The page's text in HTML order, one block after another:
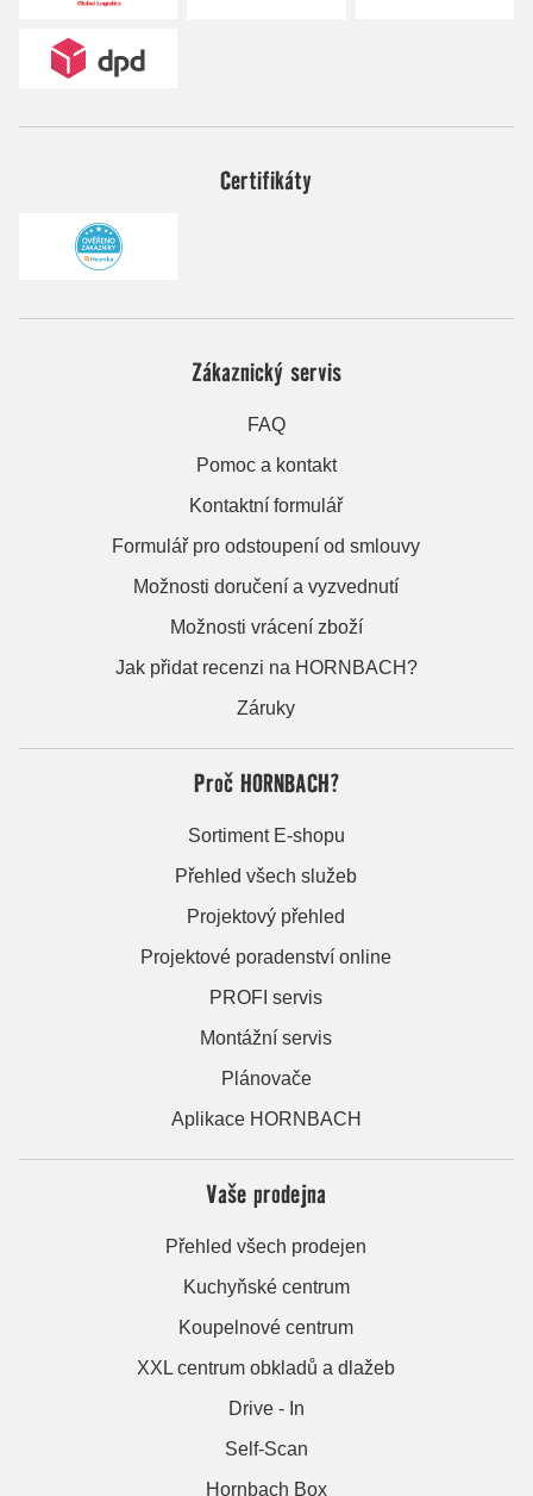
Certifikáty
Zákaznický servis
FAQ
Pomoc a kontakt
Kontaktní formulář
Formulář pro odstoupení od smlouvy
Možnosti doručení a vyzvednutí
Možnosti vrácení zboží
Jak přidat recenzi na HORNBACH?
Záruky
Proč HORNBACH?
Sortiment E-shopu
Přehled všech služeb
Projektový přehled
Projektové poradenství online
PROFI servis
Montážní servis
Plánovače
Aplikace HORNBACH
Vaše prodejna
Přehled všech prodejen
Kuchyňské centrum
Koupelnové centrum
XXL centrum obkladů a dlažeb
Drive - In
Self-Scan
Hornbach Box